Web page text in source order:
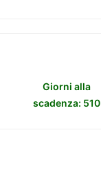
Giorni alla
scadenza: 510